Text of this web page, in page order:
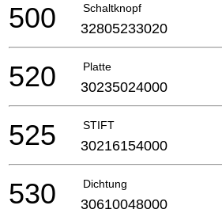
Schaltknopf
500 32805233020
Platte
520 30235024000
STIFT
525 30216154000
Dichtung
530 30610048000